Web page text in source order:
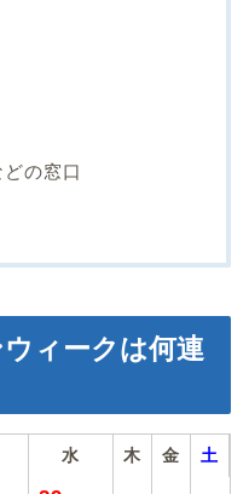
の窓口
ィークは何連
水 木 金 土